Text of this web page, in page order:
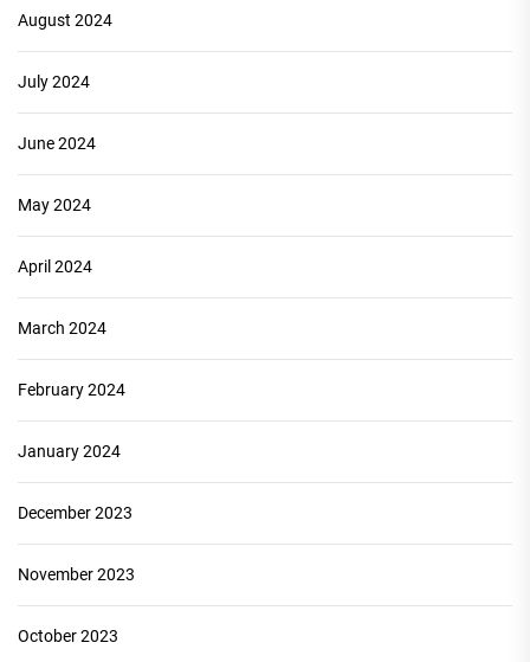
August 2024
July 2024
June 2024
May 2024
April 2024
March 2024
February 2024
January 2024
December 2023
November 2023
October 2023